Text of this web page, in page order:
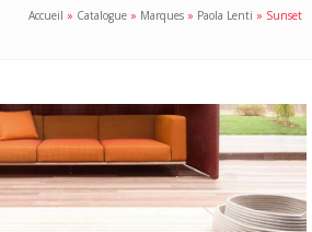
Accueil » Catalogue » Marques » Paola Lenti » Sunset